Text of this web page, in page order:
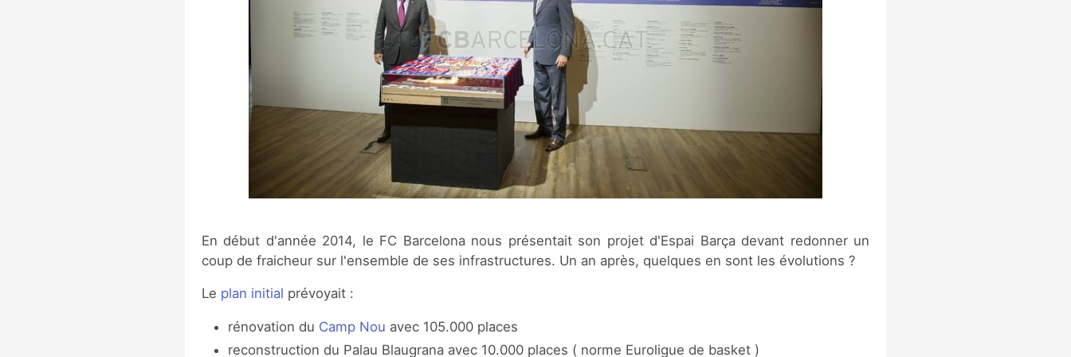
En début d'année 2014, le FC Barcelona nous présentait son projet d'Espai Barça devant redonner un
coup de fraicheur sur l'ensemble de ses infrastructures. Un an après, quelques en sont les évolutions ?
Le plan initial prévoyait :
rénovation du Camp Nou avec 105.000 places
reconstruction du Palau Blaugrana avec 10.000 places ( norme Euroligue de basket )